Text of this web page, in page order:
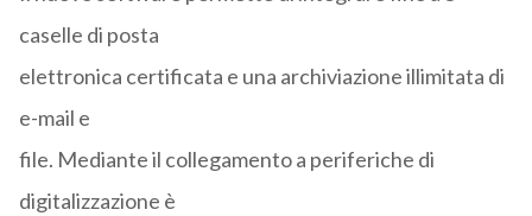
caselle di posta
elettronica certificata e una archiviazione illimitata di
e-mail e
file. Mediante il collegamento a periferiche di
digitalizzazione è